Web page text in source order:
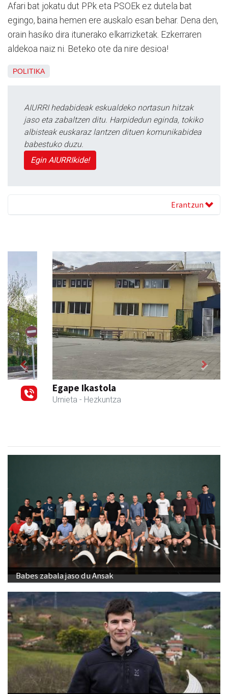
Afari bat jokatu dut PPk eta PSOEk ez dutela bat
egingo, baina hemen ere auskalo esan behar. Dena den,
orain hasiko dira itunerako elkarrizketak. Ezkerraren
aldekoa naiz ni. Beteko ote da nire desioa!
POLITIKA
AIURRI hedabideak eskualdeko nortasun hitzak
jaso eta zabaltzen ditu. Harpidedun eginda, tokiko
albisteak euskaraz lantzen dituen komunikabidea
babestuko duzu.
Egin AIURRIkide!
Erantzun
Egape Ikastola
Urnieta - Hezkuntza
Previous Next
Babes zabala jaso du Ansak